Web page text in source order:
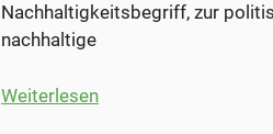
Nachhaltigkeitsbegriff, zur
nachhaltige
Weiterlesen: